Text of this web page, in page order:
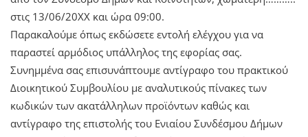
στις 13/06/20ΧΧ και ώρα 09:00.
Παρακαλούμε όπως εκδώσετε εντολή ελέγχου για να
παραστεί αρμόδιος υπάλληλος της εφορίας σας.
Συνημμένα σας επισυνάπτουμε αντίγραφο του πρακτικού
Διοικητικού Συμβουλίου με αναλυτικούς πίνακες των
κωδικών των ακατάλληλων προϊόντων καθώς και
αντίγραφο της επιστολής του Ενιαίου Συνδέσμου Δήμων